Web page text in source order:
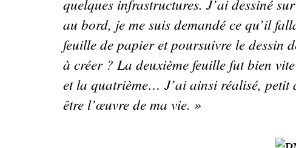
au bord, je me suis demandé ce qu’il
feuille de papier et poursuivre le dessin
à créer ? La deuxième feuille fut bien
et la quatrième… J’ai ainsi réalisé, petit
être l’œuvre de ma vie. »